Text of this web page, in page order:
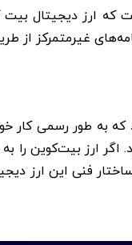
که ارز دیجیتال
غیرمتمرکز از
ارز بیت‌کوین را
فنی این